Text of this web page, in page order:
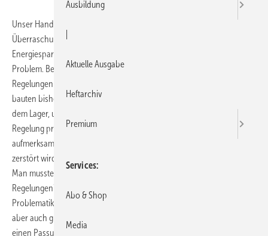
Unser Handwerkerleben besteht aus immer wiederkehrenden
Überraschungen. Seit dem 1.1.2013 dürfen nur noch
Energiesparpumpen eingebaut werden. Nun stellt sich folgendes
Problem. Beim Einbau von Wilopumpen läuft man Gefahr, die
Regelungen durch erhöhten Anlaufstrom kaputtzuschießen. Wir
bauten bisher ausschließlich Wilo ein und nahmen eine Pumpe aus
dem Lager, um die defekte Pumpe zu ersetzen. Danach lief die
Regelung prötzlich nicht mehr. Unsere Kundin machte uns darauf
aufmerksam, dass durch Einbau von HEP eventuell die Regelung
zerstört wird. Und gab uns sogar auch ein Forum im Internet bekannt.
Man musste nur unter Google „Zerstören Energiesparpumpen
Regelungen?“ eingeben. Nach Rücksprache wurde mir die
Problematik auch bei Wilo bestätigt. Im gleichen Gespräch wurde
aber auch gleich auf die Bedienungsanleitung verwiesen, wo es hierzu
einen Passus gibt. Doch wer überprüft bei seinen Basisprodukten
Ausbildung
Aktuelle Ausgabe
Heftarchiv
Premium
Services
Abo & Shop
Media